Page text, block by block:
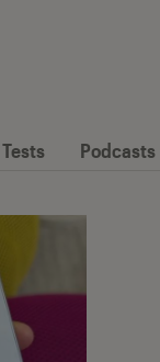
Tests Podcasts